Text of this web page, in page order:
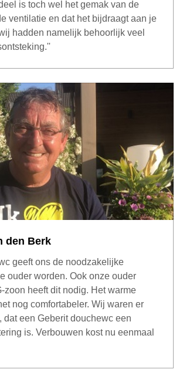
is toch wel het gemak van de
ventilatie en dat het bijdraagt aan je
hadden namelijk behoorlijk veel
den Berk
geeft ons de noodzakelijke
ouder worden. Ook onze ouder
zoon heeft dit nodig. Het warme
nog comfortabeler. Wij waren er
dat een Geberit douchewc een
is. Verbouwen kost nu eenmaal